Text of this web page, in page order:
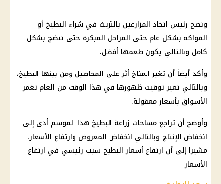
ونصح رئيس اتحاد المزارعين بالتريث في شراء البطيخ أو
الفواكه بشكل عام حتى المراحل المبكرة حتى تنضج بشكل
كامل وبالتالي يكون طعمها أفضل.
وأكد أيضاً أن تغير المناخ أثر على المحاصيل ومن بينها البطيخ،
وبالتالي تغير توقيت ظهورها في هذا الوقت من العام تغمر
الأسواق بأسعار معقولة.
وأوضح أن تراجع مساحات زراعة البطيخ هذا الموسم أدى إلى
انخفاض الإنتاج وبالتالي انخفاض المعروض وارتفاع الأسعار،
مشيرا إلى أن ارتفاع أسعار البطيخ سبب رئيسي في ارتفاع
الأسعار.